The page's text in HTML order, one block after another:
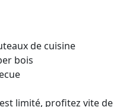
de cuisine
bois
limité, profitez vite de